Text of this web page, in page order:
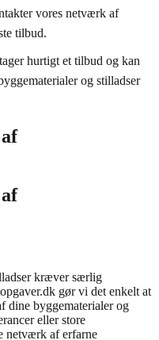
vores netværk af
tilbud.
hurtigt et tilbud og kan
og stilladser
kræver særlig
gør vi det enkelt at
dine byggematerialer og
eller store
netværk af erfarne